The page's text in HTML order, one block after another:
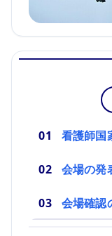
看護師国
会場の発
会場確認